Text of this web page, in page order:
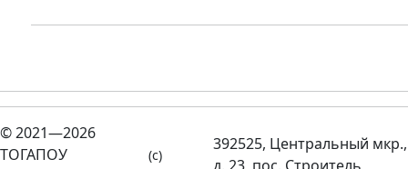
© 2021—2026
ТОГАПОУ
(c)
392525, Центральный мкр.,
д. 23, пос. Строитель,